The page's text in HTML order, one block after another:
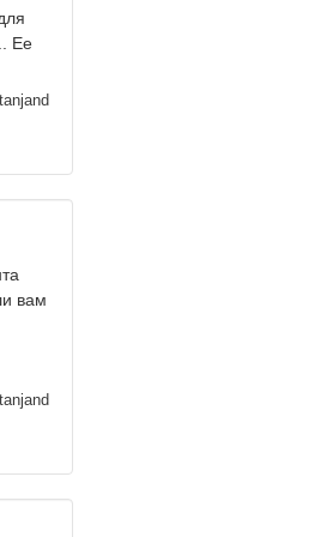
Ее
tanjand
вам
tanjand